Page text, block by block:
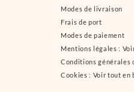
Modes de livraison
Frais de port
Modes de paiement
Mentions légales :
Conditions générales
Cookies : Voir tout en